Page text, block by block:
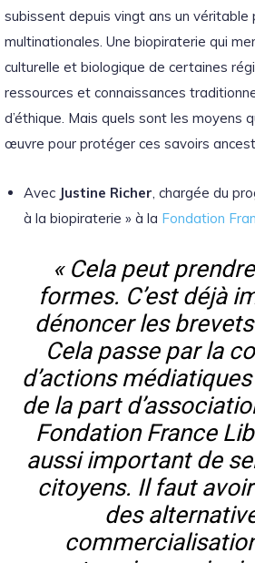
subissent depuis vingt ans un
multinationales. Une biopiraterie qui
culturelle et biologique de certaines
ressources et connaissances
d’éthique. Mais quels sont les moyens
œuvre pour protéger ces savoirs
Avec Justine Richer, chargée du
à la biopiraterie » à la Fondation
« Cela peut
formes. C’est déjà
dénoncer les
Cela passe par la
d’actions
de la part
Fondation France
aussi important de
citoyens. Il faut
des